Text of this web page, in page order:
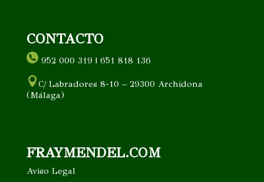
CONTACTO
952 000 319 | 651 818 136
C/ Labradores 8-10 – 29300 Archidona
(Málaga)
FRAYMENDEL.COM
Aviso Legal